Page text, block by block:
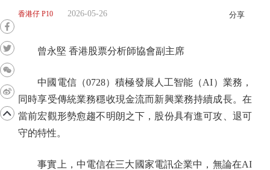
香港仔 P10 2026-05-26 分享
曾永堅 香港股票分析師協會副主席
中國電信（0728）積極發展人工智能（AI）業務，
同時享受傳統業務穩收現金流而新興業務持續成長。在
當前宏觀形勢愈趨不明朗之下，股份具有進可攻、退可
守的特性。
事實上，中電信在三大國家電訊企業中，無論在AI